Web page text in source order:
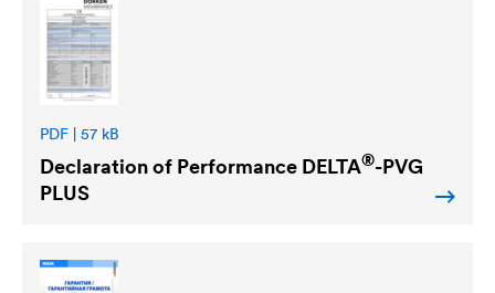
PDF | 57 kB
Declaration of Performance DELTA®-PVG
PLUS